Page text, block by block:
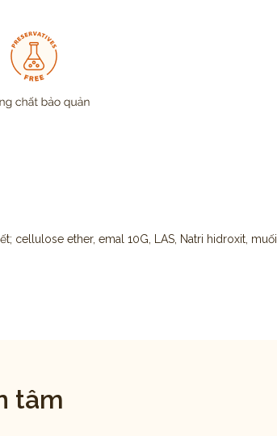
cellulose ether, emal 10G, LAS, Natri hidroxit, muối
tâm